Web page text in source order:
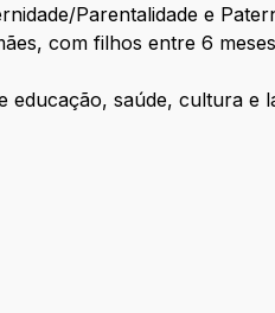
Parentalidade e
com filhos entre 6
educação, saúde, cultura e